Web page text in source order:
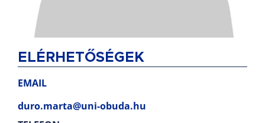
ELÉRHETŐSÉGEK
EMAIL
duro.marta@uni-obuda.hu